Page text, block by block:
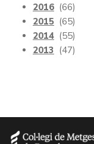
2016 (66)
2015 (65)
2014 (55)
2013 (47)